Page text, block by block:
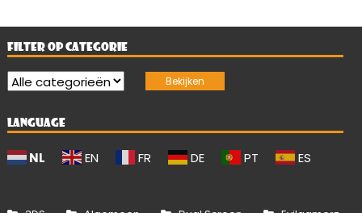
FILTER OP CATEGORIE
LANGUAGE
NL EN FR DE PT ES